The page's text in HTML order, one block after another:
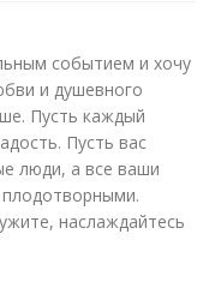
событием и хочу
и душевного
Пусть каждый
Пусть вас
люди, а все ваши
наслаждайтесь